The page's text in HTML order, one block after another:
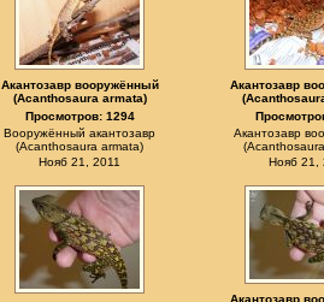
Акантозавр вооружённый
(Acanthosaura armata)
Просмотров: 1294
Вооружённый акантозавр
(Acanthosaura armata)
Нояб 21, 2011
Акантозавр
Акантозавр
Нояб 21,
Акантозавр